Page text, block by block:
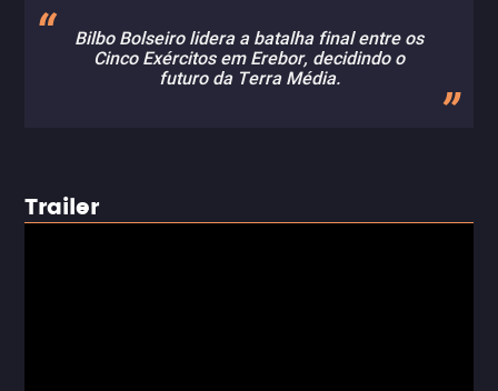
Bilbo Bolseiro lidera a batalha final entre os
Cinco Exércitos em Erebor, decidindo o
futuro da Terra Média.
Trailer